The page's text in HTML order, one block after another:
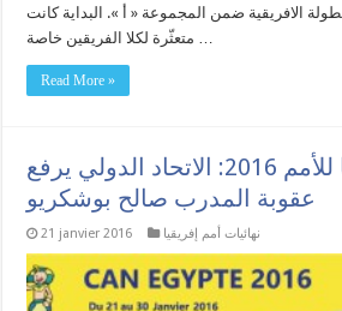
الافريقية ضمن المجموعة « أ ». البداية كانت
Read More »
بطولة إفريقيا للأمم 2016: الاتحاد الدولي يرفع
عقوبة المدرب صالح بوشكريو
21 janvier 2016 نهائيات أمم إفريقيا